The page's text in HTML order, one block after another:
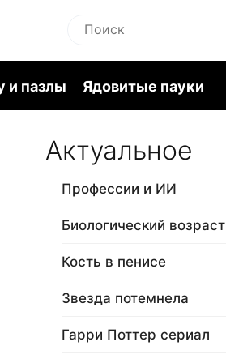
и пазлы Ядовитые пауки
Актуальное
Профессии и ИИ
Биологический возраст
Кость в пенисе
Звезда потемнела
Гарри Поттер сериал